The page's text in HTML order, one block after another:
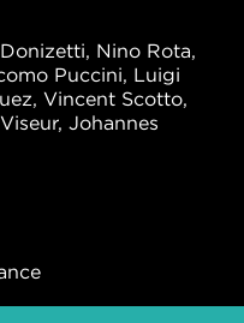
Nino Rota,
Puccini, Luigi
Vincent Scotto,
Johannes